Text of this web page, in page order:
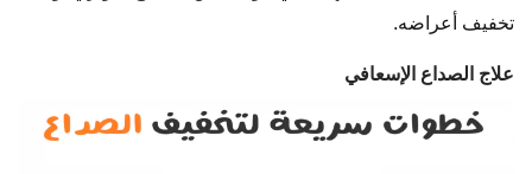
تخفيف أعراضه.
علاج الصداع الإسعافي